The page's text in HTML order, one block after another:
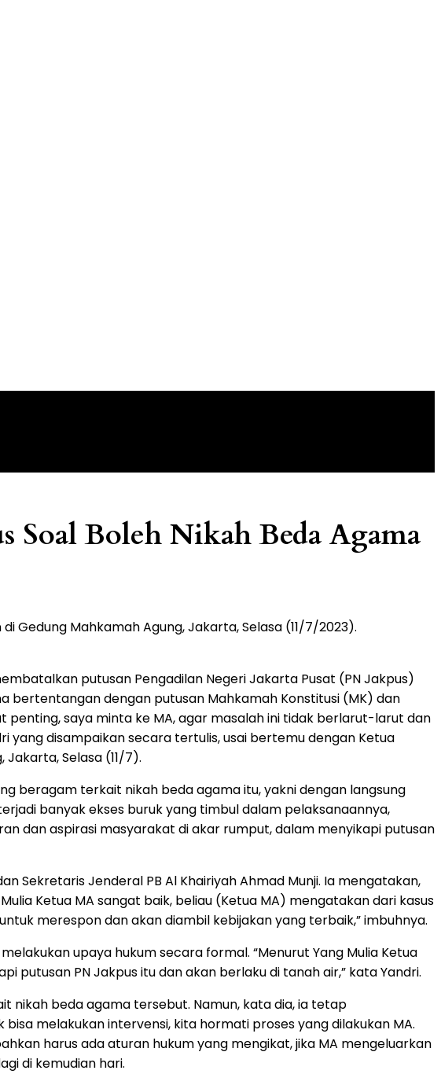
Soal Boleh Nikah Beda Agama
Gedung Mahkamah Agung, Jakarta, Selasa (11/7/2023).
putusan Pengadilan Negeri Jakarta Pusat (PN Jakpus)
bertentangan dengan putusan Mahkamah Konstitusi (MK) dan
penting, saya minta ke MA, agar masalah ini tidak berlarut-larut dan
disampaikan secara tertulis, usai bertemu dengan Ketua
Selasa (11/7).
beragam terkait nikah beda agama itu, yakni dengan langsung
banyak ekses buruk yang timbul dalam pelaksanaannya,
dan aspirasi masyarakat di akar rumput, dalam menyikapi putusan
Sekretaris Jenderal PB Al Khairiyah Ahmad Munji. Ia mengatakan,
Ketua MA sangat baik, beliau (Ketua MA) mengatakan dari kasus
merespon dan akan diambil kebijakan yang terbaik,” imbuhnya.
upaya hukum secara formal. “Menurut Yang Mulia Ketua
putusan PN Jakpus itu dan akan berlaku di tanah air,” kata Yandri.
nikah beda agama tersebut. Namun, kata dia, ia tetap
melakukan intervensi, kita hormati proses yang dilakukan MA.
harus ada aturan hukum yang mengikat, jika MA mengeluarkan
di kemudian hari.